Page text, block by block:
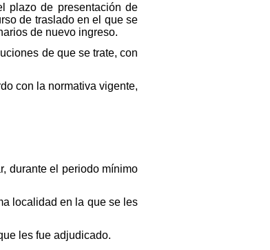
plazo de presentación de
de traslado en el que se
de nuevo ingreso.
de que se trate, con
con la normativa vigente,
durante el periodo mínimo
localidad en la que se les
les fue adjudicado.